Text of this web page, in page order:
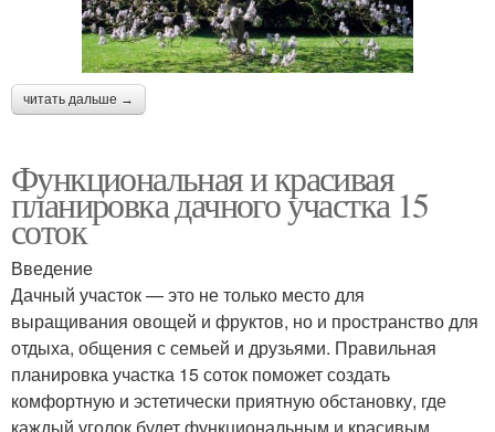
читать дальше →
Функциональная и красивая
планировка дачного участка 15
соток
Введение
Дачный участок — это не только место для
выращивания овощей и фруктов, но и пространство для
отдыха, общения с семьей и друзьями. Правильная
планировка участка 15 соток поможет создать
комфортную и эстетически приятную обстановку, где
каждый уголок будет функциональным и красивым.